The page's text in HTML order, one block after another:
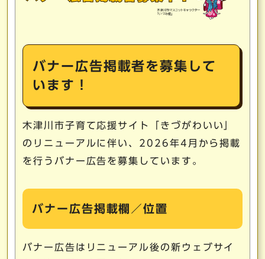
バナー広告掲載者を募集して
います！
木津川市子育て応援サイト「きづがわいい」
のリニューアルに伴い、2026年4月から掲載
を行うバナー広告を募集しています。
バナー広告掲載欄／位置
バナー広告はリニューアル後の新ウェブサイ